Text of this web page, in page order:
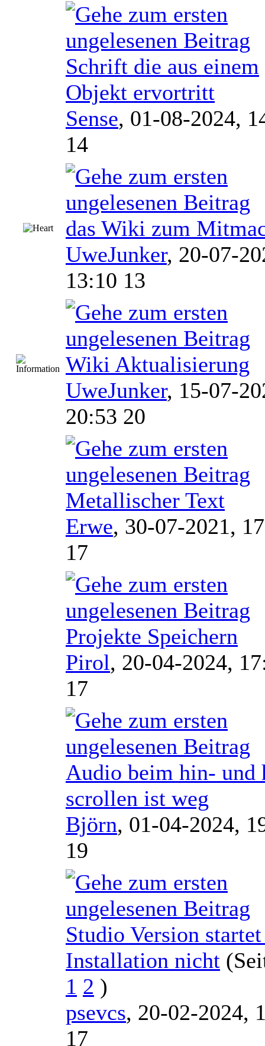
Schrift die aus einem
Objekt ervortritt
Sense, 01-08-2024,
14
das Wiki zum
UweJunker, 20-07-
13:10 13
Wiki Aktualisierung
UweJunker, 15-07-
20:53 20
Metallischer Text
Erwe, 30-07-2021,
17
Projekte Speichern
Pirol, 20-04-2024,
17
Audio beim hin- und
scrollen ist weg
Björn, 01-04-2024,
19
Studio Version
Installation nicht
1 2 )
psevcs, 20-02-2024,
17